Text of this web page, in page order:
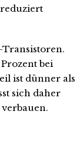
reduziert
Transistoren.
bei
ist dünner als
sich daher